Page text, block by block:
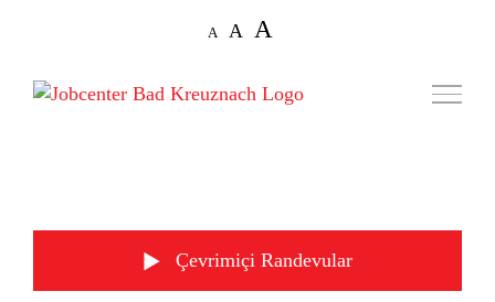
A
Decrease
font
A Reset
A
size.
Çevrimiçi Randevular